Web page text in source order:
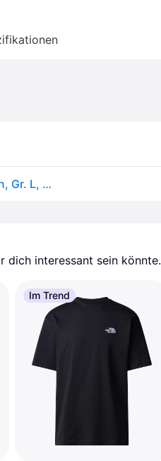
T-Shirt ADIDAS ORIGINALS "ESSENTIALS CROP", Damen, Gr. L, weiß, Obermaterial: 100% Baumwolle, normal, Rundhals, Shirts T-Shirt, mit Rundhalsausschnitt, ohne Verschluss, in normaler Länge
dich interessant sein könnte.
Im Trend